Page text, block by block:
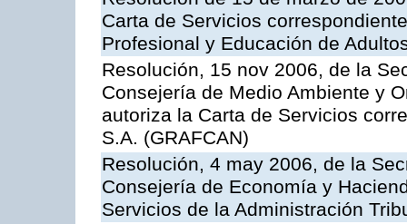
Carta de Servicios
Profesional y Educación de
Resolución, 15 nov 2006, de la
Consejería de Medio Ambiente y
autoriza la Carta de Servicios
S.A. (GRAFCAN)
Resolución, 4 may 2006, de la
Consejería de Economía y
Servicios de la Administración